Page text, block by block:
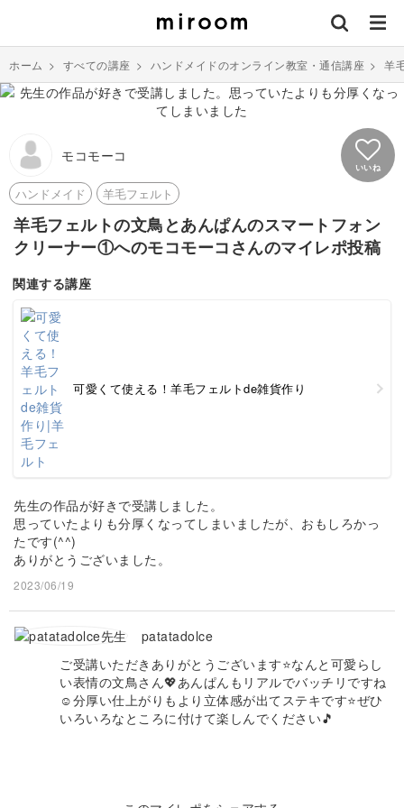
ホーム > すべての講座 > ハンドメイドのオンライン教室・通信講座 > 羊
モコモーコ
いいね
ハンドメイド 羊毛フェルト
羊毛フェルトの文鳥とあんぱんのスマートフォン
クリーナー①へのモコモーコさんのマイレポ投稿
関連する講座
可愛くて使える！羊毛フェルトde雑貨作り
先生の作品が好きで受講しました。
思っていたよりも分厚くなってしまいましたが、おもしろかっ
たです(^^)
ありがとうございました。
2023/06/19
patatadolce
ご受講いただきありがとうございます⭐️なんと可愛らし
い表情の文鳥さん💖あんぱんもリアルでバッチリですね
☺️分厚い仕上がりもより立体感が出てステキです⭐️ぜひ
いろいろなところに付けて楽しんでください🎵